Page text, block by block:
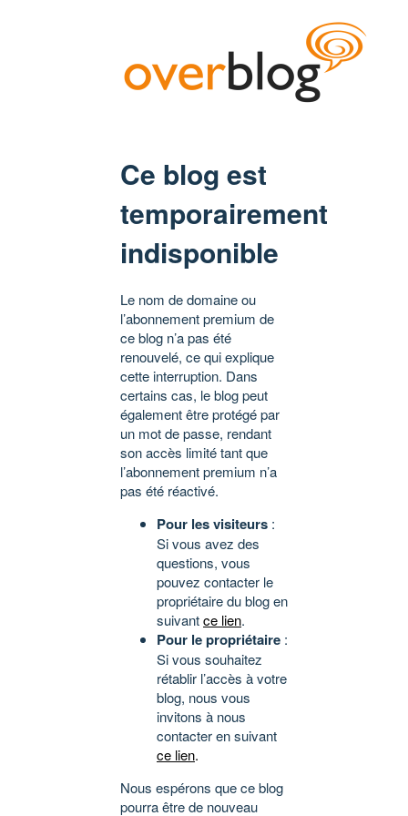
Ce blog est
temporairement
indisponible
Le nom de domaine ou
l’abonnement premium de
ce blog n’a pas été
renouvelé, ce qui explique
cette interruption. Dans
certains cas, le blog peut
également être protégé par
un mot de passe, rendant
son accès limité tant que
l’abonnement premium n’a
pas été réactivé.
Pour les visiteurs :
Si vous avez des
questions, vous
pouvez contacter le
propriétaire du blog en
suivantce lien.
Pour le propriétaire :
Si vous souhaitez
rétablir l’accès à votre
blog, nous vous
invitons à nous
contacter en suivant
ce lien.
Nous espérons que ce blog
pourra être de nouveau